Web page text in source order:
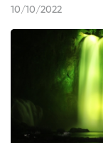
10/10/2022